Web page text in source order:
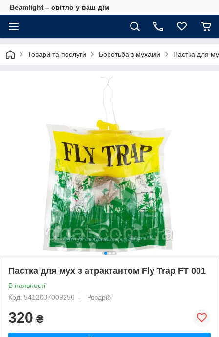
Beamlight – світло у ваш дім
Товари та послуги Боротьба з мухами Пастка для
Пастка для мух з атрактантом Fly Trap FT 001
В наявності
Код: 5412037009256
Роздріб
320 ₴